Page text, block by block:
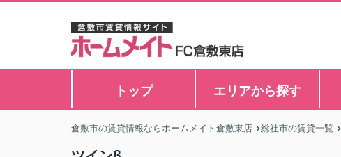
トップ エリアから探す
倉敷市の賃貸情報ならホームメイト倉敷東店 総社市の賃貸一覧